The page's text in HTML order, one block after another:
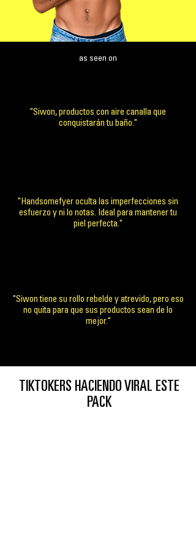
as seen on
"Siwon, productos con aire canalla que
conquistarán tu baño."
"Handsomefyer oculta las imperfecciones sin
esfuerzo y ni lo notas. Ideal para mantener tu
piel perfecta."
"Siwon tiene su rollo rebelde y atrevido, pero eso
no quita para que sus productos sean de lo
mejor."
TIKTOKERS HACIENDO VIRAL ESTE
PACK